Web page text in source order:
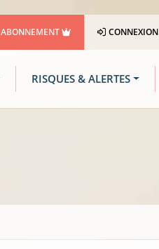
ABONNEMENT CONNEXION
RISQUES & ALERTES